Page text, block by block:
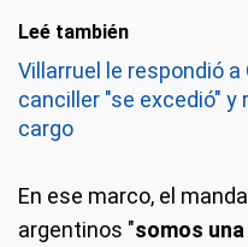
Leé también
Villarruel le respondió a
canciller "se excedió"
cargo
En ese marco, el
argentinos "somos